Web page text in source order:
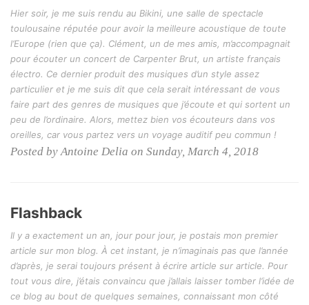
Hier soir, je me suis rendu au Bikini, une salle de spectacle
toulousaine réputée pour avoir la meilleure acoustique de toute
l’Europe (rien que ça). Clément, un de mes amis, m’accompagnait
pour écouter un concert de Carpenter Brut, un artiste français
électro. Ce dernier produit des musiques d’un style assez
particulier et je me suis dit que cela serait intéressant de vous
faire part des genres de musiques que j’écoute et qui sortent un
peu de l’ordinaire. Alors, mettez bien vos écouteurs dans vos
oreilles, car vous partez vers un voyage auditif peu commun !
Posted by Antoine Delia on Sunday, March 4, 2018
Flashback
Il y a exactement un an, jour pour jour, je postais mon premier
article sur mon blog. À cet instant, je n’imaginais pas que l’année
d’après, je serai toujours présent à écrire article sur article. Pour
tout vous dire, j’étais convaincu que j’allais laisser tomber l’idée de
ce blog au bout de quelques semaines, connaissant mon côté